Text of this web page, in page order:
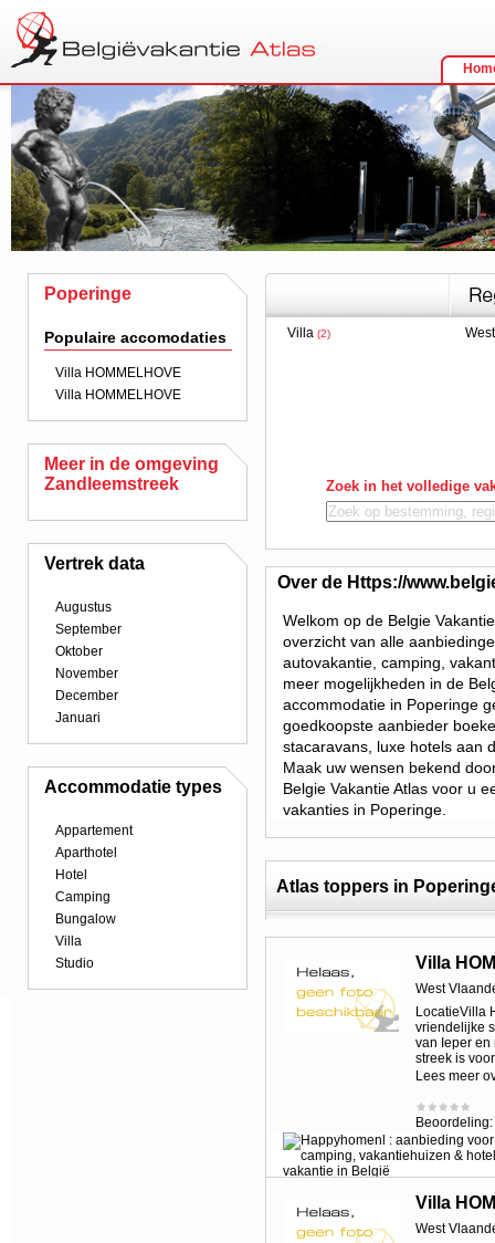
Poperinge
Populaire accomodaties
Villa HOMMELHOVE
Villa HOMMELHOVE
Meer in de omgeving
Zandleemstreek
Vertrek data
Augustus
September
Oktober
November
December
Januari
Accommodatie types
Appartement
Aparthotel
Hotel
Camping
Bungalow
Villa
Studio
Villa (2)
Zoek in het volledige
Over de Https://
Welkom op de Belgie
overzicht van alle
autovakantie, camping,
meer mogelijkheden in de
accommodatie in Poperinge
goedkoopste aanbieder
stacaravans, luxe hotels aan
Maak uw wensen bekend
Belgie Vakantie Atlas voor u
vakanties in Poperinge.
Atlas toppers in
Villa
West
LocatieVilla
vriendelijke
van Ieper en
streek is
Lees meer
Beoordeling:
Villa
West